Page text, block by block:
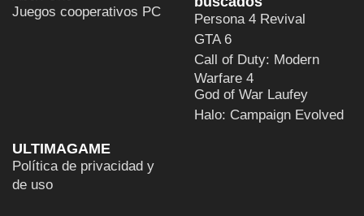
Juegos cooperativos PC
buscados
Persona 4 Revival
GTA 6
Call of Duty: Modern
Warfare 4
God of War Laufey
Halo: Campaign Evolved
ULTIMAGAME
Política de privacidad y
de uso